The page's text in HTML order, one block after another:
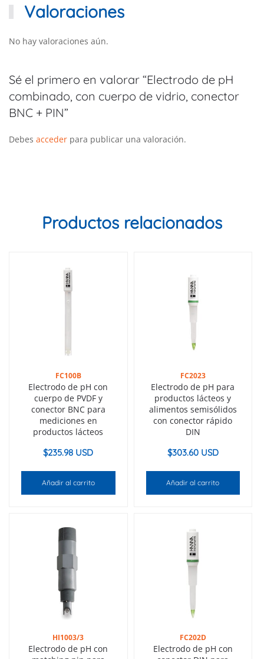
Valoraciones
No hay valoraciones aún.
Sé el primero en valorar “Electrodo de pH
combinado, con cuerpo de vidrio, conector
BNC + PIN”
Debes acceder para publicar una valoración.
Productos relacionados
FC100B
Electrodo de pH con
cuerpo de PVDF y
conector BNC para
mediciones en
productos lácteos
$235.98 USD
Añadir al carrito
FC2023
Electrodo de pH para
productos lácteos y
alimentos semisólidos
con conector rápido
DIN
$303.60 USD
Añadir al carrito
HI1003/3
Electrodo de pH con
FC202D
Electrodo de pH con